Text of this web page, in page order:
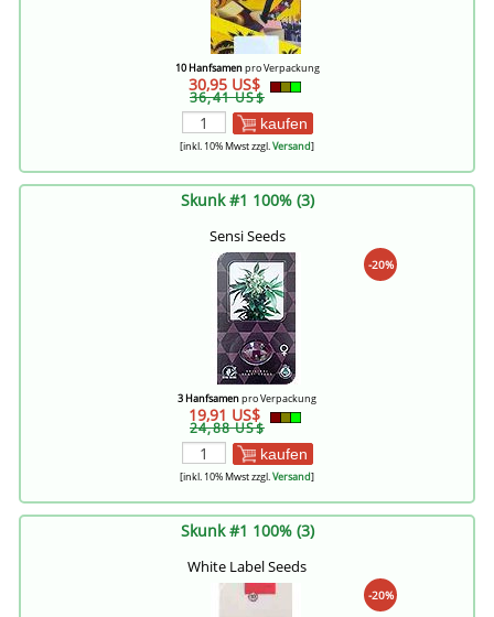
10 Hanfsamenpro Verpackung
30,95 US$
36,41 US$
kaufen
[inkl. 10% Mwst zzgl.Versand]
Skunk #1 100% (3)
Sensi Seeds
-20%
3 Hanfsamenpro Verpackung
19,91 US$
24,88 US$
kaufen
[inkl. 10% Mwst zzgl.Versand]
Skunk #1 100% (3)
White Label Seeds
-20%